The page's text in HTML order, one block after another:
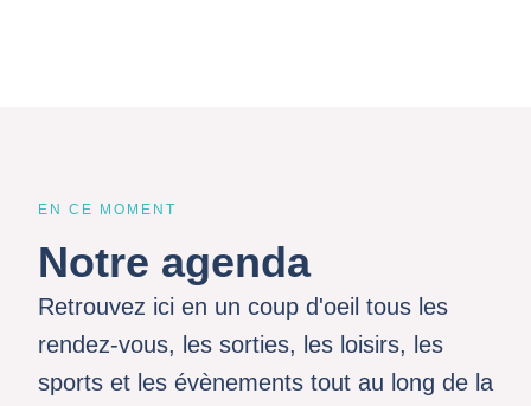
EN CE MOMENT
Notre agenda
Retrouvez ici en un coup d'oeil tous les
rendez-vous, les sorties, les loisirs, les
sports et les évènements tout au long de la